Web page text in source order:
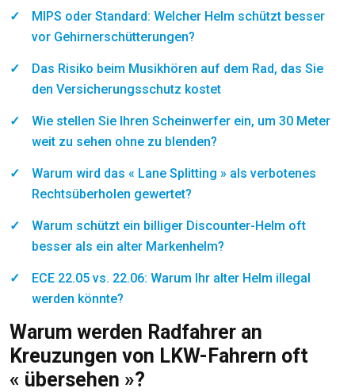
MIPS oder Standard: Welcher Helm schützt besser
vor Gehirnerschütterungen?
Das Risiko beim Musikhören auf dem Rad, das Sie
den Versicherungsschutz kostet
Wie stellen Sie Ihren Scheinwerfer ein, um 30 Meter
weit zu sehen ohne zu blenden?
Warum wird das « Lane Splitting » als verbotenes
Rechtsüberholen gewertet?
Warum schützt ein billiger Discounter-Helm oft
besser als ein alter Markenhelm?
ECE 22.05 vs. 22.06: Warum Ihr alter Helm illegal
werden könnte?
Warum werden Radfahrer an
Kreuzungen von LKW-Fahrern oft
« übersehen »?